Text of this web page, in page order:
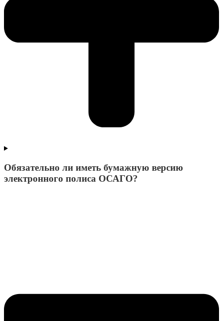
Обязательно ли иметь бумажную версию
электронного полиса ОСАГО?